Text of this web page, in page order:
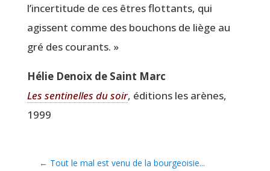
l’incertitude de ces êtres flot­tants, qui
agissent comme des bou­chons de liège au
gré des courants. »
Hélie Denoix de Saint Marc
Les sen­ti­nelles du soir, édi­tions les arènes,
1999
← Tout le mal est venu de la bourgeoisie...